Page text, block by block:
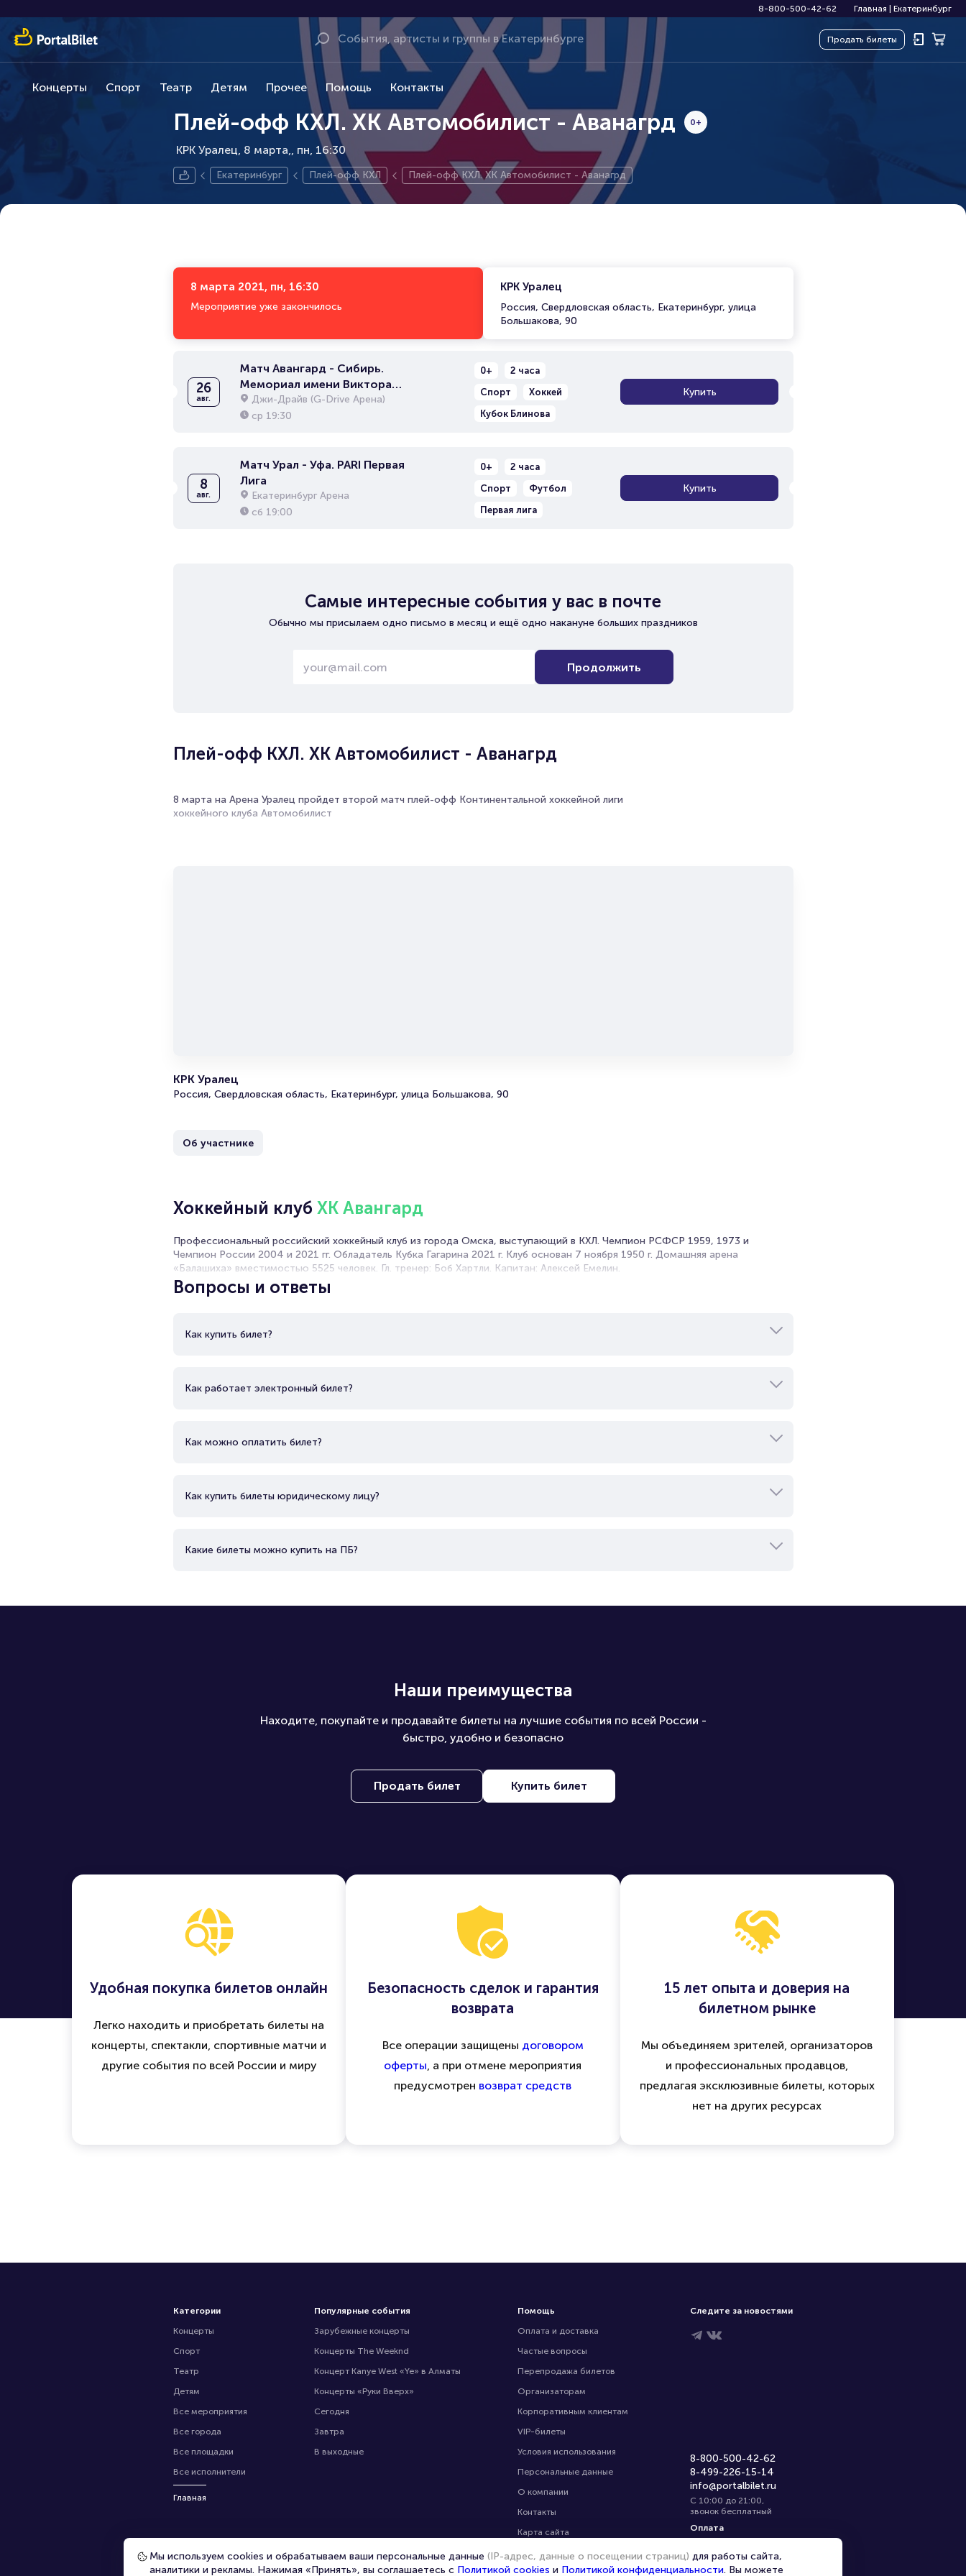
8-800-500-42-62 Главная Екатеринбург
Продать билеты
Концерты Спорт Театр Детям Прочее Помощь Контакты
Плей-офф КХЛ. ХК Автомобилист - Аванагрд
КРК Уралец, 8 марта,
0+
пн, 16:30
Екатеринбург Плей-офф КХЛ Плей-офф КХЛ. ХК Автомобилист - Аванагрд
8 марта 2021, пн, 16:30
Мероприятие уже закончилось
КРК Уралец
Россия, Свердловская область, Екатеринбург, улица
Большакова, 90
26
авг.
Матч Авангард - Сибирь.
Мемориал имени Виктора
Блинова
Джи-Драйв (G-Drive Арена)
ср 19:30
0+
2 часа
Спорт
Хоккей
Кубок Блинова
Купить
8
авг.
Матч Урал - Уфа. PARI Первая
Лига
Екатеринбург Арена
сб 19:00
0+
2 часа
Спорт
Футбол
Первая лига
Купить
Самые интересные события у вас в почте
Обычно мы присылаем одно письмо в месяц и ещё одно накануне больших праздников
Продолжить
Плей-офф КХЛ. ХК Автомобилист - Аванагрд
8 марта на Арена Уралец пройдет второй матч плей-офф Континентальной хоккейной лиги
хоккейного клуба Автомобилист
КРК Уралец
Россия, Свердловская область, Екатеринбург, улица Большакова, 90
Об участнике
Хоккейный клуб ХК Авангард
Профессиональный российский хоккейный клуб из города Омска, выступающий в КХЛ. Чемпион РСФСР 1959, 1973 и
Чемпион России 2004 и 2021 гг. Обладатель Кубка Гагарина 2021 г. Клуб основан 7 ноября 1950 г. Домашняя арена
«Балашиха» вместимостью 5525 человек. Гл. тренер: Боб Хартли. Капитан: Алексей Емелин.
Вопросы и ответы
Как купить билет?
Как работает электронный билет?
Как можно оплатить билет?
Как купить билеты юридическому лицу?
Какие билеты можно купить на ПБ?
Наши преимущества
Находите, покупайте и продавайте билеты на лучшие события по всей России -
быстро, удобно и безопасно
Продать билет Купить билет
Удобная покупка билетов онлайн
Легко находить и приобретать билеты на
концерты, спектакли, спортивные матчи и
другие события по всей России и миру
Безопасность сделок и гарантия
возврата
Все операции защищены договором
оферты, а при отмене мероприятия
предусмотрен возврат средств
15 лет опыта и доверия на
билетном рынке
Мы объединяем зрителей, организаторов
и профессиональных продавцов,
предлагая эксклюзивные билеты, которых
нет на других ресурсах
Категории
Концерты
Спорт
Театр
Детям
Все мероприятия
Все города
Все площадки
Все исполнители
Главная
Популярные события
Зарубежные концерты
Концерты The Weeknd
Концерт Kanye West «Ye» в Алматы
Концерты «Руки Вверх»
Сегодня
Завтра
В выходные
Помощь
Оплата и доставка
Частые вопросы
Перепродажа билетов
Организаторам
Корпоративным клиентам
VIP-билеты
Условия использования
Персональные данные
О компании
Контакты
Карта сайта
Управление cookies
Следите за новостями
8-800-500-42-62
8-499-226-15-14
info@portalbilet.ru
С 10:00 до 21:00,
звонок бесплатный
Оплата
Мы используем cookies и обрабатываем ваши персональные данные (IP-адрес, данные о посещении страниц) для работы сайта,
аналитики и рекламы. Нажимая «Принять», вы соглашаетесь с Политикой cookies и Политикой конфиденциальности. Вы можете